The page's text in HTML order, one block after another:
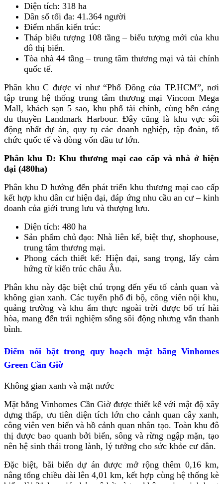
Diện tích: 318 ha
Dân số tối đa: 41.364 người
Điểm nhấn kiến trúc:
Tháp biểu tượng 108 tầng – biểu tượng mới của khu
đô thị biển.
Tòa nhà 44 tầng – trung tâm thương mại và tài chính
quốc tế.
Phân khu C được ví như “Phố Đông của TP.HCM”, nơi
tập trung hệ thống trung tâm thương mại Vincom Mega
Mall, khách sạn 5 sao, khu phố tài chính, cùng bến cảng
du thuyền Landmark Harbour. Đây cũng là khu vực sôi
động nhất dự án, quy tụ các doanh nghiệp, tập đoàn, tổ
chức quốc tế và dòng vốn đầu tư lớn.
Phân khu D: Khu thương mại cao cấp và nhà ở hiện
đại (480ha)
Phân khu D hướng đến phát triển khu thương mại cao cấp
kết hợp khu dân cư hiện đại, đáp ứng nhu cầu an cư – kinh
doanh của giới trung lưu và thượng lưu.
Diện tích: 480 ha
Sản phẩm chủ đạo: Nhà liên kế, biệt thự, shophouse,
trung tâm thương mại.
Phong cách thiết kế: Hiện đại, sang trọng, lấy cảm
hứng từ kiến trúc châu Âu.
Phân khu này đặc biệt chú trọng đến yếu tố cảnh quan và
không gian xanh. Các tuyến phố đi bộ, công viên nội khu,
quảng trường và khu ẩm thực ngoài trời được bố trí hài
hòa, mang đến trải nghiệm sống sôi động nhưng vẫn thanh
bình.
Điểm nổi bật trong quy hoạch mặt bằng Vinhomes
Green Cần Giờ
Không gian xanh và mặt nước
Mặt bằng Vinhomes Cần Giờ được thiết kế với mật độ xây
dựng thấp, ưu tiên diện tích lớn cho cảnh quan cây xanh,
công viên ven biển và hồ cảnh quan nhân tạo. Toàn khu đô
thị được bao quanh bởi biển, sông và rừng ngập mặn, tạo
nên hệ sinh thái trong lành, lý tưởng cho sức khỏe cư dân.
Đặc biệt, bãi biển dự án được mở rộng thêm 0,16 km,
nâng tổng chiều dài lên 4,01 km, kết hợp cùng hệ thống kè